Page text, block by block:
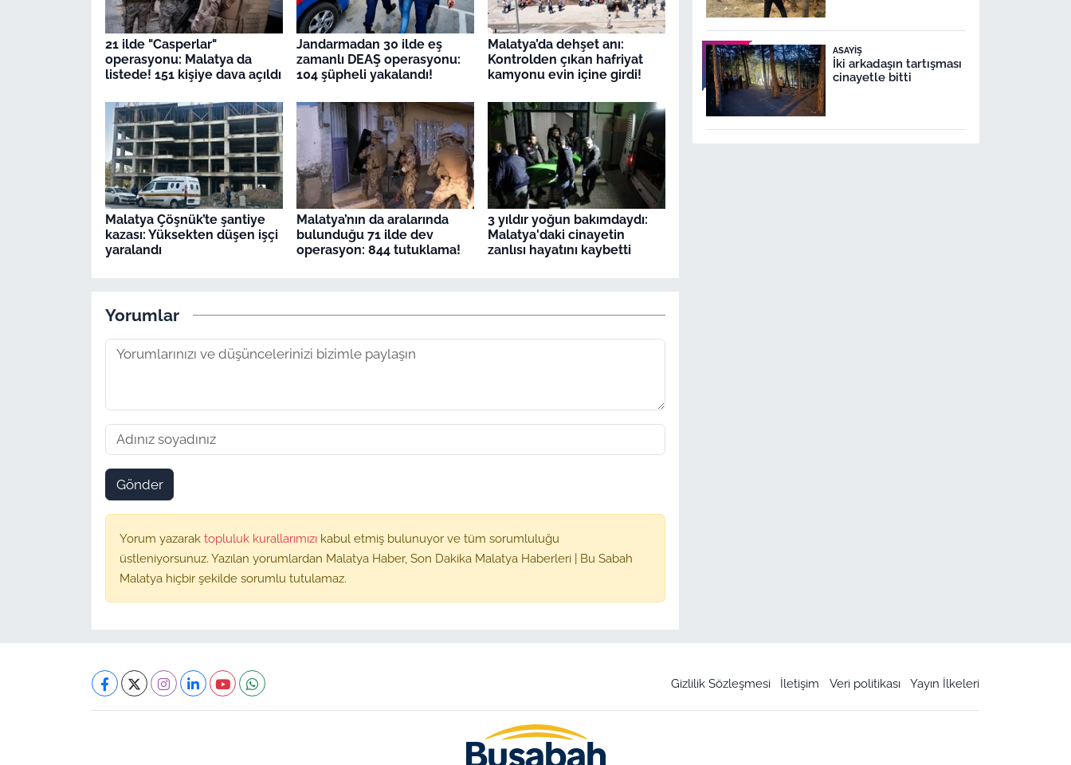
21 ilde "Casperlar"
operasyonu: Malatya da
listede! 151 kişiye dava açıldı
Jandarmadan 30 ilde eş
zamanlı DEAŞ operasyonu:
104 şüpheli yakalandı!
Malatya’da dehşet anı:
Kontrolden çıkan hafriyat
kamyonu evin içine girdi!
Malatya Çöşnük’te şantiye
kazası: Yüksekten düşen işçi
yaralandı
Malatya’nın da aralarında
bulunduğu 71 ilde dev
operasyon: 844 tutuklama!
3 yıldır yoğun bakımdaydı:
Malatya'daki cinayetin
zanlısı hayatını kaybetti
Yorumlar
Gönder
Yorum yazarak topluluk kurallarımızı kabul etmiş bulunuyor ve tüm sorumluluğu
üstleniyorsunuz. Yazılan yorumlardan Malatya Haber, Son Dakika Malatya Haberleri | Bu Sabah
Malatya hiçbir şekilde sorumlu tutulamaz.
ASAYIŞ
İki arkadaşın tartışması
cinayetle bitti
Gizlilik Sözleşmesi İletişim Veri politikası Yayın İlkeleri